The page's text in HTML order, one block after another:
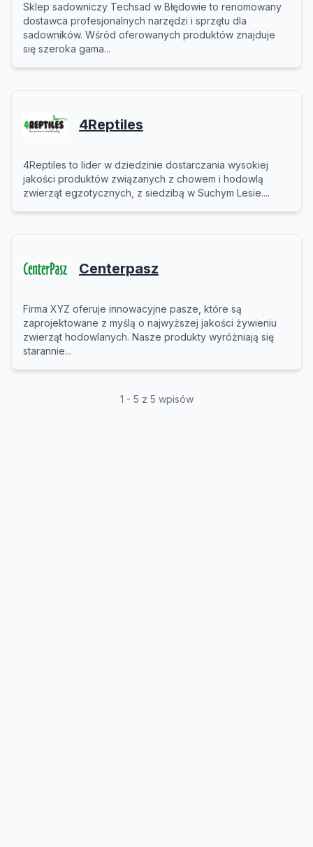
Sklep sadowniczy Techsad w Błędowie to renomowany
dostawca profesjonalnych narzędzi i sprzętu dla
sadowników. Wśród oferowanych produktów znajduje
się szeroka gama...
4Reptiles
4Reptiles to lider w dziedzinie dostarczania wysokiej
jakości produktów związanych z chowem i hodowlą
zwierząt egzotycznych, z siedzibą w Suchym Lesie....
Centerpasz
Firma XYZ oferuje innowacyjne pasze, które są
zaprojektowane z myślą o najwyższej jakości żywieniu
zwierząt hodowlanych. Nasze produkty wyróżniają się
starannie...
1 - 5 z 5 wpisów